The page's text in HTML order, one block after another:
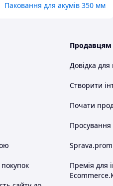
Паковання для акумів 350 мм
Продавцям
Довідка для
Створити
Почати
Просування
Премія для